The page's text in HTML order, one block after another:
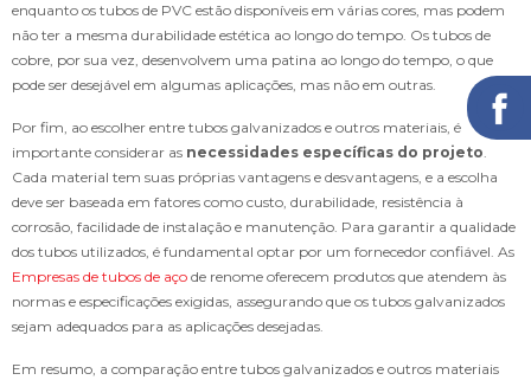
enquanto os tubos de PVC estão disponíveis em várias cores, mas podem
não ter a mesma durabilidade estética ao longo do tempo. Os tubos de
cobre, por sua vez, desenvolvem uma patina ao longo do tempo, o que
pode ser desejável em algumas aplicações, mas não em outras.
Por fim, ao escolher entre tubos galvanizados e outros materiais, é
importante considerar as necessidades específicas do projeto.
Cada material tem suas próprias vantagens e desvantagens, e a escolha
deve ser baseada em fatores como custo, durabilidade, resistência à
corrosão, facilidade de instalação e manutenção. Para garantir a qualidade
dos tubos utilizados, é fundamental optar por um fornecedor confiável. As
Empresas de tubos de aço de renome oferecem produtos que atendem às
normas e especificações exigidas, assegurando que os tubos galvanizados
sejam adequados para as aplicações desejadas.
Em resumo, a comparação entre tubos galvanizados e outros materiais